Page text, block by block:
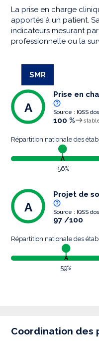
La prise en charge
apportés à un patient.
indicateurs mesurant
professionnelle ou la
SMR
Prise en
Source : IQSS
100 %
A
Répartition nationale des
A
56%
Projet de
Source : IQSS
97 /100
A
Répartition nationale des
A
59%
Coordination des